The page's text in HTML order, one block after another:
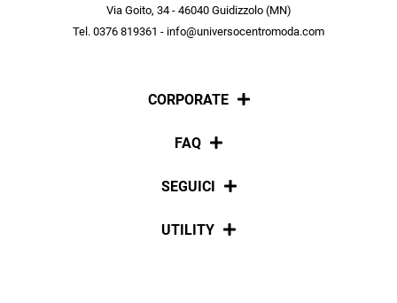
Via Goito, 34 - 46040 Guidizzolo (MN)
Tel. 0376 819361 - info@universocentromoda.com
CORPORATE
Chi siamo
FAQ
Pagamenti
SEGUICI
Social
UTILITY
scopri in anteprima le offerte in esclusiva a te riservate.
ISCRIVITI